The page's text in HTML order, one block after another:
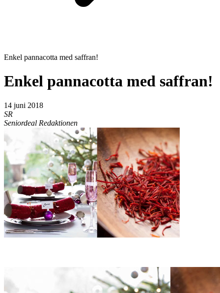
Enkel pannacotta med saffran!
Enkel pannacotta med saffran!
14 juni 2018
SR
Seniordeal Redaktionen